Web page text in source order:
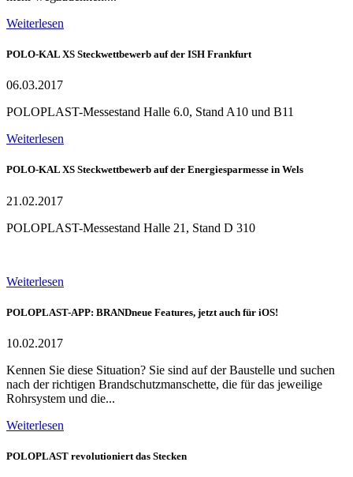
Weiterlesen
POLO-KAL XS Steckwettbewerb auf der ISH Frankfurt
06.03.2017
POLOPLAST-Messestand Halle 6.0, Stand A10 und B11
Weiterlesen
POLO-KAL XS Steckwettbewerb auf der Energiesparmesse in Wels
21.02.2017
POLOPLAST-Messestand Halle 21, Stand D 310
Weiterlesen
POLOPLAST-APP: BRANDneue Features, jetzt auch für iOS!
10.02.2017
Kennen Sie diese Situation? Sie sind auf der Baustelle und suchen
nach der richtigen Brandschutzmanschette, die für das jeweilige
Rohrsystem und die...
Weiterlesen
POLOPLAST revolutioniert das Stecken